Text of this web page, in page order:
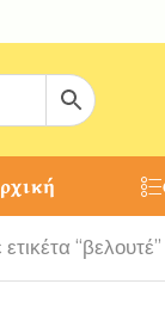
μας!
“βελουτέ”